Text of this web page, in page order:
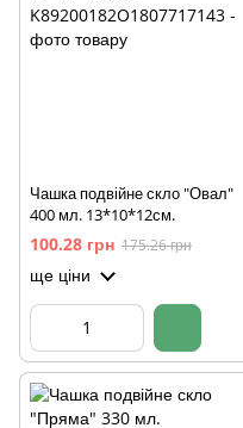
Чашка подвійне скло "Овал"
400 мл. 13*10*12см.
100.28 грн 175.26 грн
ще ціни